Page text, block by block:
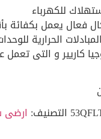
للكهرباء
فعال يعمل بكفائة
الحرارية
كاريير و التى تعمل
التصنيف: